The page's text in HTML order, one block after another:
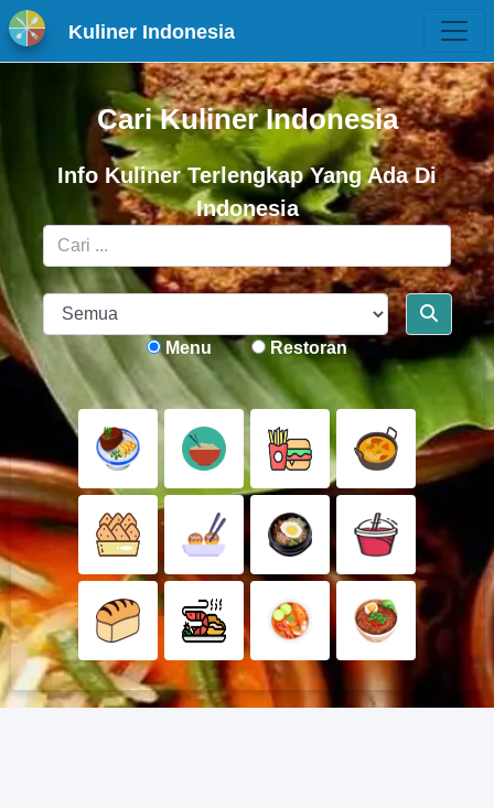
Kuliner Indonesia
Cari Kuliner Indonesia
Info Kuliner Terlengkap Yang Ada Di
Indonesia
Menu Restoran